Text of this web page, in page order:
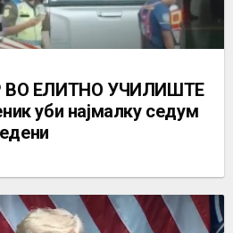
ЕЛИТНО УЧИЛИШТЕ
уби најмалку седум